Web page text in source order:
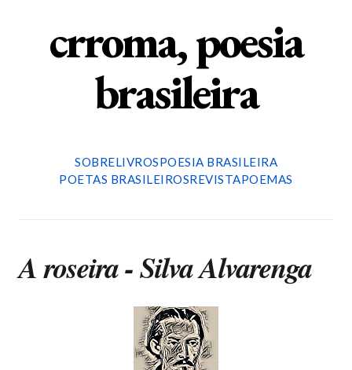
crroma, poesia
brasileira
SOBRELIVROSPOESIA BRASILEIRA
POETAS BRASILEIROSREVISTAPOEMAS
A roseira - Silva Alvarenga